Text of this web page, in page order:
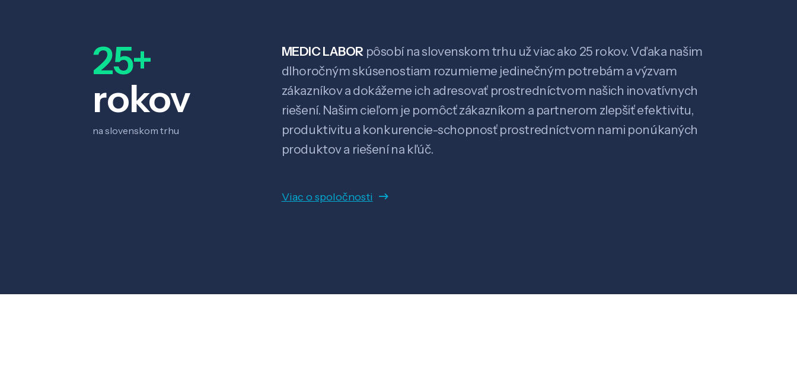
25+
rokov
na slovenskom trhu
MEDIC LABOR pôsobí na slovenskom trhu už viac ako 25 rokov. Vďaka našim
dlhoročným skúsenostiam rozumieme jedinečným potrebám a výzvam
zákazníkov a dokážeme ich adresovať prostredníctvom našich inovatívnych
riešení. Našim cieľom je pomôcť zákazníkom a partnerom zlepšiť efektivitu,
produktivitu a konkurencie-schopnosť prostredníctvom nami ponúkaných
produktov a riešení na kľúč.
Viac o spoločnosti